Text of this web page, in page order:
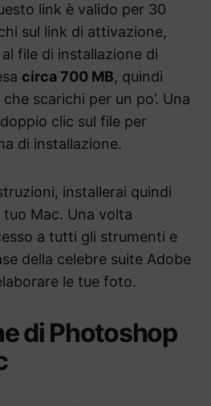
link è valido per 30
sul link di attivazione,
file di installazione di
circa 700 MB, quindi
scarichi per un po’. Una
clic sul file per
di installazione.
installerai quindi
Mac. Una volta
a tutti gli strumenti e
della celebre suite Adobe
le tue foto.
di Photoshop